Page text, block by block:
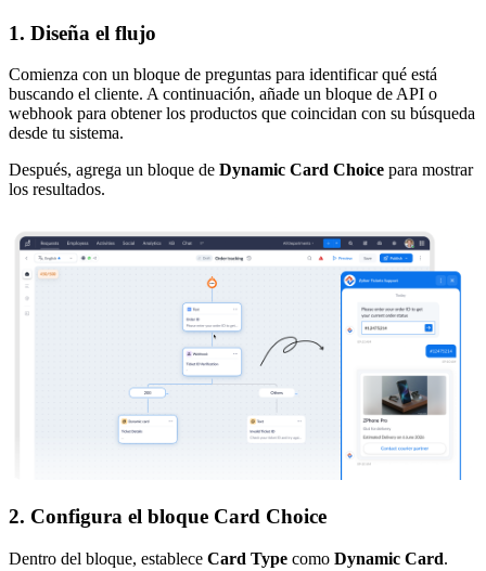
1. Diseña el flujo
Comienza con un bloque de preguntas para identificar qué está
buscando el cliente. A continuación, añade un bloque de API o
webhook para obtener los productos que coincidan con su búsqueda
desde tu sistema.
Después, agrega un bloque de Dynamic Card Choice para mostrar
los resultados.
2. Configura el bloque Card Choice
Dentro del bloque, establece Card Type como Dynamic Card.